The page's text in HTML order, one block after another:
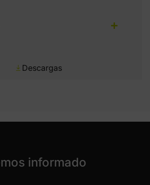
Descargas
informado